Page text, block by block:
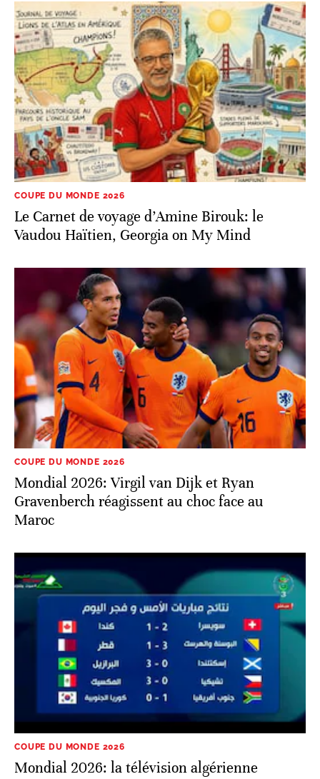
COUPE DU MONDE 2026
Le Carnet de voyage d’Amine Birouk: le
Vaudou Haïtien, Georgia on My Mind
COUPE DU MONDE 2026
Mondial 2026: Virgil van Dijk et Ryan
Gravenberch réagissent au choc face au
Maroc
COUPE DU MONDE 2026
Mondial 2026: la télévision algérienne